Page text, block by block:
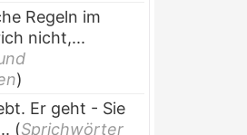
Regeln im
nicht,...
)
Er geht - Sie
(Sprichwörter